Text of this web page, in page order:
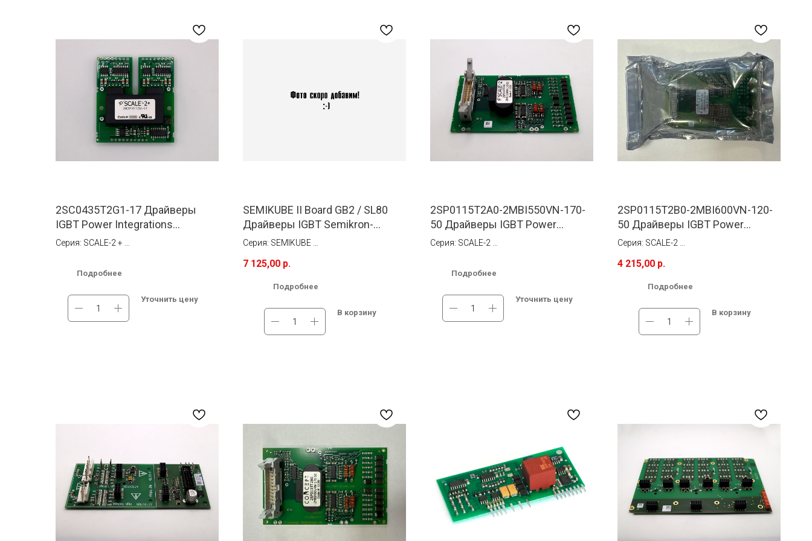
2SC0435T2G1-17 Драйверы
IGBT Power Integrations
(Concept)
Серия: SCALE-2 +
Тип монтажа: Установка в коннектор на
печатной плате
Мах. High Side Voltage (В): Dual-Channel
Driver Core
Мах. High Side Voltage (В)2: 1700 В
Подробнее
Уточнить цену
SEMIKUBE II Board GB2 / SL80
Драйверы IGBT Semikron-
Danfos (Semikron)
Серия: SEMIKUBE
Тип монтажа: Монтируется
Мах. High Side Voltage (В): Сustom-made
driver board for the SEMIKUBE SL моdule
Мах. High Side Voltage (В)2: 1700 В
7 125,00 р.
Подробнее
В корзину
2SP0115T2A0-2MBI550VN-170-
50 Драйверы IGBT Power
Integrations (Concept)
Серия: SCALE-2
Тип монтажа: Монтируется
непосредственно на модуль
Мах. High Side Voltage (В): Dual-Channel
Plug-and-Play Driver
Мах. High Side Voltage (В)2: 1700 В
Подробнее
Уточнить цену
2SP0115T2B0-2MBI600VN-120-
50 Драйверы IGBT Power
Integrations (Concept)
Серия: SCALE-2
Тип монтажа: Монтируется
Мах. High Side Voltage (В): Dual-Channel
Plug-and-Play Driver
Мах. High Side Voltage (В)2: 1200 В
4 215,00 р.
Подробнее
В корзину